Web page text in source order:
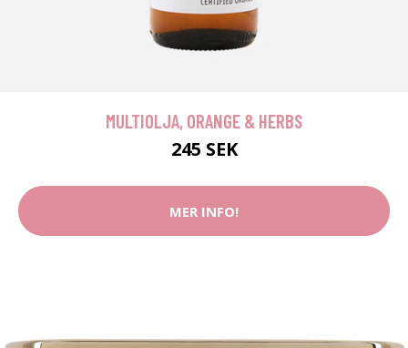
MULTIOLJA, ORANGE & HERBS
245 SEK
MER INFO!